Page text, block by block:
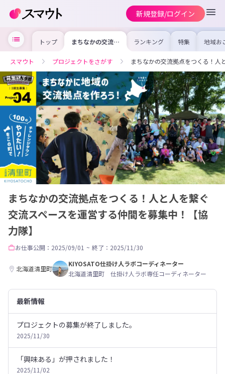
新規登録/ログイン
トップ まちなかの交流拠
点をつくる！人と
ースを運営する仲
間を募集中！【協
力隊】
ランキング 特集 地域お
の求
を集め
事内容
を比較
合った
けよう
スマウト プロジェクトをさがす まちなかの交流拠点をつくる！人
募集終了
まちなかの交流拠点をつくる！人と人を繋ぐ
交流スペースを運営する仲間を募集中！【協
力隊】
お仕事公開：2025/09/01 ~ 終了：2025/11/30
北海道清里町
KIYOSATO仕掛け人ラボコーディネーター
北海道清里町 仕掛け人ラボ専任コーディネーター
最新情報
プロジェクトの募集が終了しました。
2025/11/30
「興味ある」が押されました！
2025/11/02